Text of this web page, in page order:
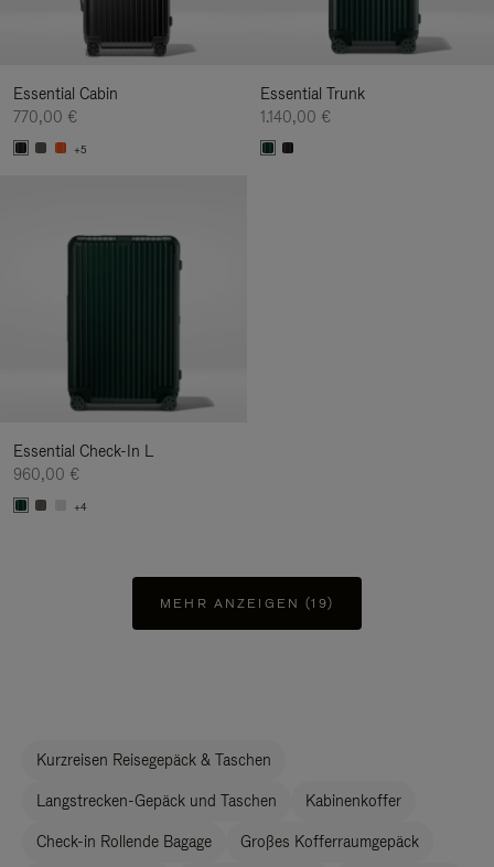
Essential Cabin
770,00 €
+5
Essential Trunk
1.140,00 €
Essential Check-In L
960,00 €
+4
MEHR ANZEIGEN (19)
Kurzreisen Reisegepäck & Taschen
Langstrecken-Gepäck und Taschen Kabinenkoffer
Check-in Rollende Bagage Großes Kofferraumgepäck